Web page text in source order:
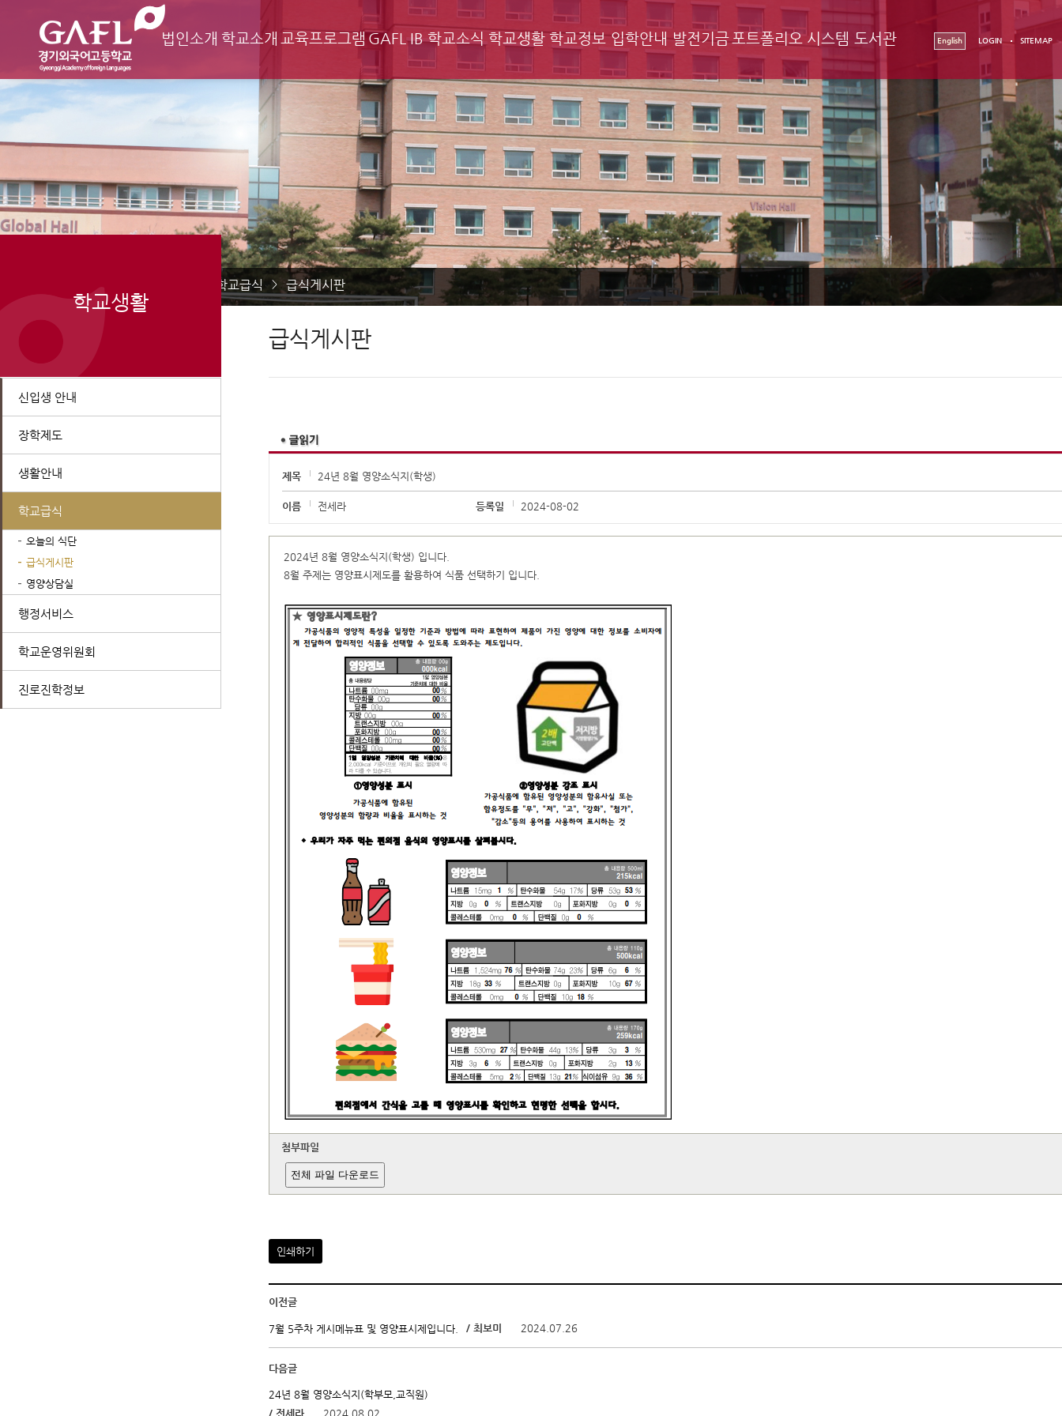
English LOGIN SITEMAP
법인소개 학교소개 교육프로그램 GAFL IB 학교소식 학교생활 학교정보 입학안내 발전기금포트폴리오 시스템 도서관
Home 학교급식 > 급식게시판
학교생활
신입생 안내
장학제도
생활안내
학교급식
오늘의 식단
급식게시판
영양상담실
행정서비스
학교운영위원회
진로진학정보
급식게시판
제목 24년 8월 영양소식지(학생)
이름 전세라 등록일 2024-08-02
2024년 8월 영양소식지(학생) 입니다.
8월 주제는 영양표시제도를 활용하여 식품 선택하기 입니다.
첨부파일
전체 파일 다운로드
인쇄하기
이전글
7월 5주차 게시메뉴표 및 영양표시제입니다. / 최보미 2024.07.26
다음글
24년 8월 영양소식지(학부모,교직원)
/ 전세라
2024.08.02